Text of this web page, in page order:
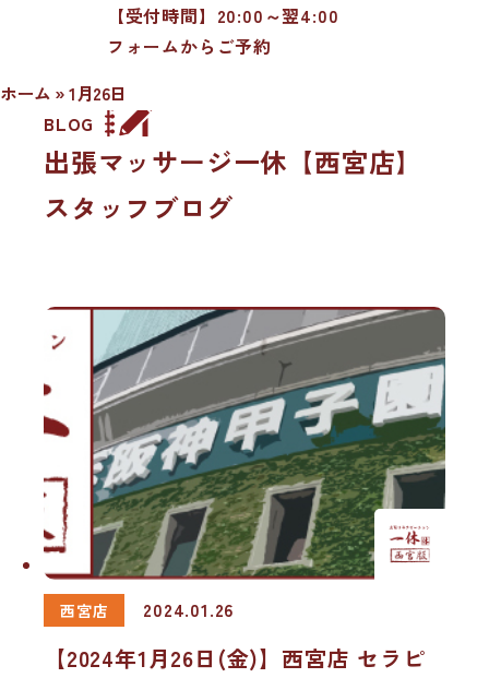
【受付時間】20:00～翌4:00
フォームからご予約
ホーム »1月26日
BLOG
出張マッサージ一休【西宮店】
スタッフブログ
西宮店 2024.01.26
【2024年1月26日(金)】西宮店 セラピ